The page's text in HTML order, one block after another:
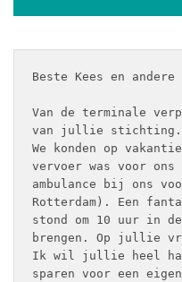
Beste Kees en
Van de terminale
van jullie stichting.
We konden op
vervoer was voor
ambulance bij ons
Rotterdam). Een
stond om 10 uur in
brengen. Op jullie
Ik wil jullie heel
sparen voor een